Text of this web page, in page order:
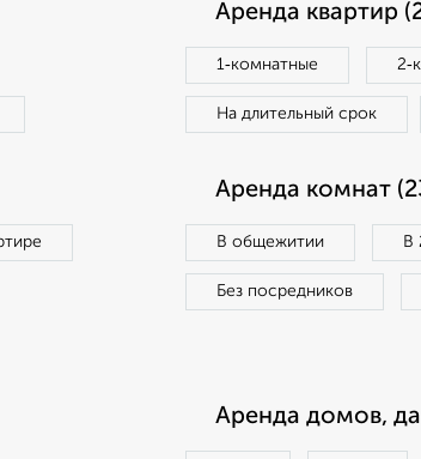
Аренда квартир
1‑комнатные
На длительный срок
Аренда комнат
В общежитии В
Без посредников
Аренда домов,